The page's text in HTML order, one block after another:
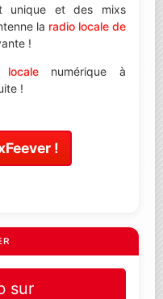
unique et des mixs
la radio locale de
!
numérique à
!
!
sur